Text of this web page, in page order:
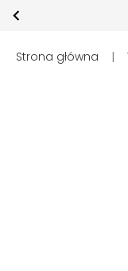
Strona główna |